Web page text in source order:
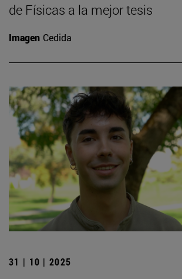
de Físicas a la mejor tesis
Imagen Cedida
31 | 10 | 2025